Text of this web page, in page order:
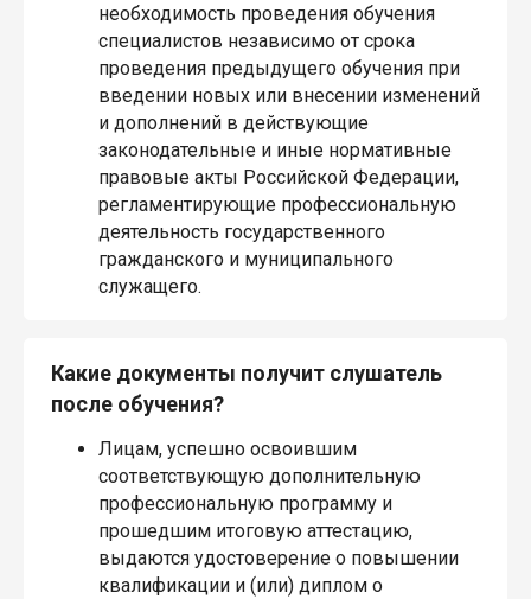
необходимость проведения обучения
специалистов независимо от срока
проведения предыдущего обучения при
введении новых или внесении изменений
и дополнений в действующие
законодательные и иные нормативные
правовые акты Российской Федерации,
регламентирующие профессиональную
деятельность государственного
гражданского и муниципального
служащего.
Какие документы получит слушатель
после обучения?
Лицам, успешно освоившим
соответствующую дополнительную
профессиональную программу и
прошедшим итоговую аттестацию,
выдаются удостоверение о повышении
квалификации и (или) диплом о